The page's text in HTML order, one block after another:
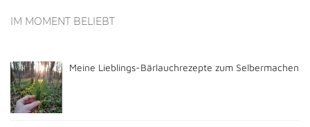
IM MOMENT BELIEBT
Meine Lieblings-Bärlauchrezepte zum Selbermachen